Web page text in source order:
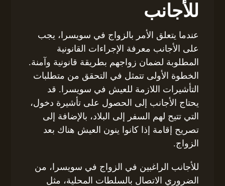
للأجانب
عندما يتعلق الأمر بالزواج في سويسرا، يجب
على الأجانب معرفة الإجراءات القانونية
المطلوبة لضمان زواجهم بطريقة قانونية وآمنة.
الخطوة الأولى تتمثل في التحقق من متطلبات
التأشيرات اللازمة للعيش في سويسرا. قد
يحتاج الأجانب إلى الحصول على تأشيرة دخول،
التي تتيح لهم السفر إلى البلاد، بالإضافة إلى
تصريح إقامة إذا كانوا ينون العيش هناك بعد
الزواج.
للأجانب الراغبين في الزواج في سويسرا، من
الضروري الاتصال بالسلطات المحلية، مثل